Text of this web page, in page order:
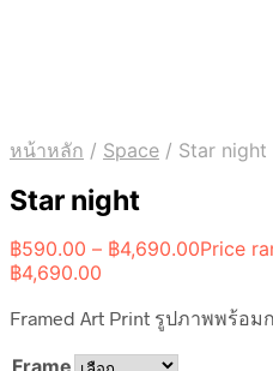
หน้าหลัก / Space / Star night
Star night
฿590.00 – ฿4,690.00Price
฿4,690.00
Framed Art Print รูปภาพพร้อ